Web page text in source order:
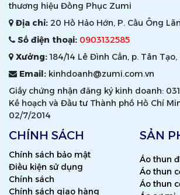
thương hiệu Đồng Phục Zumi
Địa chỉ: 20 Hồ Hảo Hớn, P. Cầu Ông
Số điện thoại: 0903132585
Xưởng:184/14 Lê Đình Cẩn, p. Tân Tạo,
Email: kinhdoanh@zumi.com.vn
Giấy chứng nhận đăng ký kinh doanh:
Kế hoạch và Đầu tư Thành phố Hồ Chí
02/7/2014
CHÍNH SÁCH
Chính sách bảo mật
Điều kiện sử dụng
Chính sách
Chính sách giao hàng
SẢN
Áo thun
Áo thun
Áo thun